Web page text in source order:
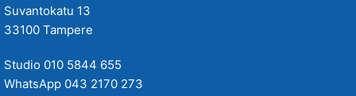
Suvantokatu 13
33100 Tampere
Studio 010 5844 655
WhatsApp 043 2170 273